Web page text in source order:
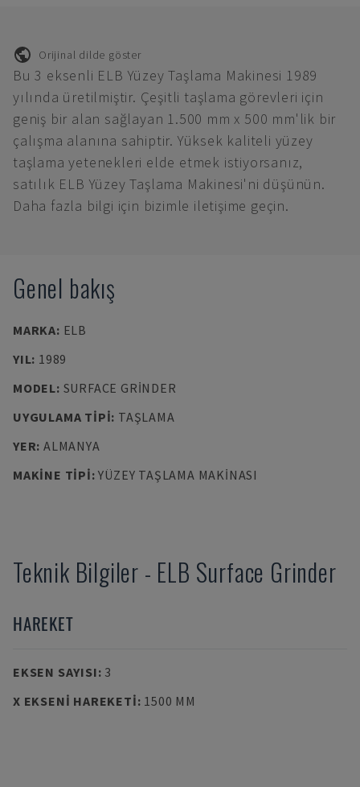
Orijinal dilde göster
Bu 3 eksenli ELB Yüzey Taşlama Makinesi 1989
yılında üretilmiştir. Çeşitli taşlama görevleri için
geniş bir alan sağlayan 1.500 mm x 500 mm'lik bir
çalışma alanına sahiptir. Yüksek kaliteli yüzey
taşlama yetenekleri elde etmek istiyorsanız,
satılık ELB Yüzey Taşlama Makinesi'ni düşünün.
Daha fazla bilgi için bizimle iletişime geçin.
Genel bakış
MARKA: ELB
YIL: 1989
MODEL: SURFACE GRINDER
UYGULAMA TIPI: TAŞLAMA
YER: ALMANYA
MAKINE TIPI:YÜZEY TAŞLAMA MAKINASI
Teknik Bilgiler - ELB Surface Grinder
HAREKET
EKSEN SAYISI: 3
X EKSENI HAREKETI: 1500 MM